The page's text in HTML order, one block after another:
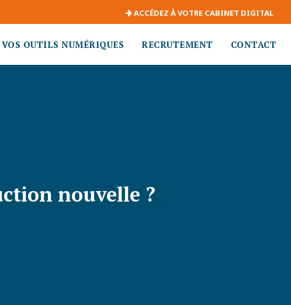
ACCÉDEZ À VOTRE CABINET DIGITAL
VOS OUTILS NUMÉRIQUES RECRUTEMENT CONTACT
nouvelle ?